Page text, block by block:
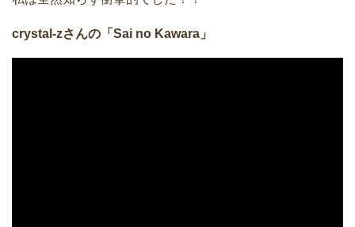
crystal-zさんの「Sai no Kawara」